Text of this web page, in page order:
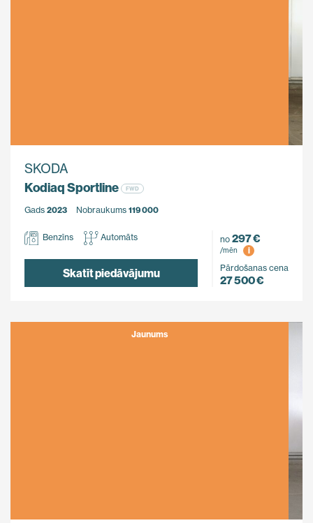
SKODA
Kodiaq Sportline
FWD
Gads 2023 Nobraukums 119 000
Benzīns Automāts
Skatīt piedāvājumu
no 297 €
/mēn
i
Pārdošanas cena
27 500 €
Jaunums